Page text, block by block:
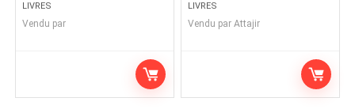
LIVRES
Vendu par
LIVRES
Vendu par Attajir